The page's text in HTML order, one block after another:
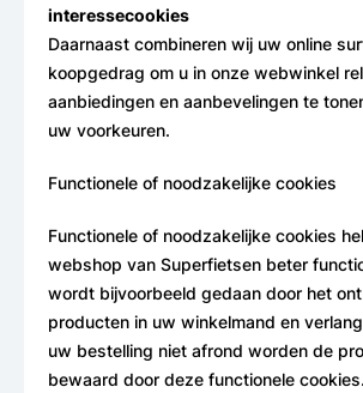
interessecookies
Daarnaast combineren wij uw online
koopgedrag om u in onze webwinkel
aanbiedingen en aanbevelingen te
uw voorkeuren.
Functionele of noodzakelijke cookies
Functionele of noodzakelijke cookies
webshop van Superfietsen beter
wordt bijvoorbeeld gedaan door het
producten in uw winkelmand en
uw bestelling niet afrond worden de
bewaard door deze functionele cookies.